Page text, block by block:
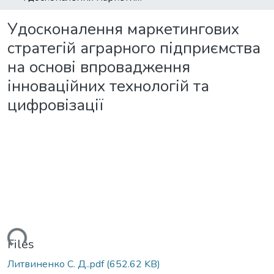
Удосконалення маркетингових
стратегій аграрного підприємства
на основі впровадження
інноваційних технологій та
цифровізації
Files
Литвиненко С. Д..pdf(652.62 KB)